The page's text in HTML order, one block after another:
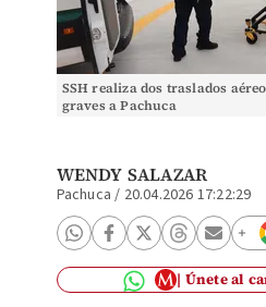
SSH realiza dos traslados
graves a Pachuca
WENDY SALAZAR
Pachuca / 20.04.2026 17:22:29
Únete al